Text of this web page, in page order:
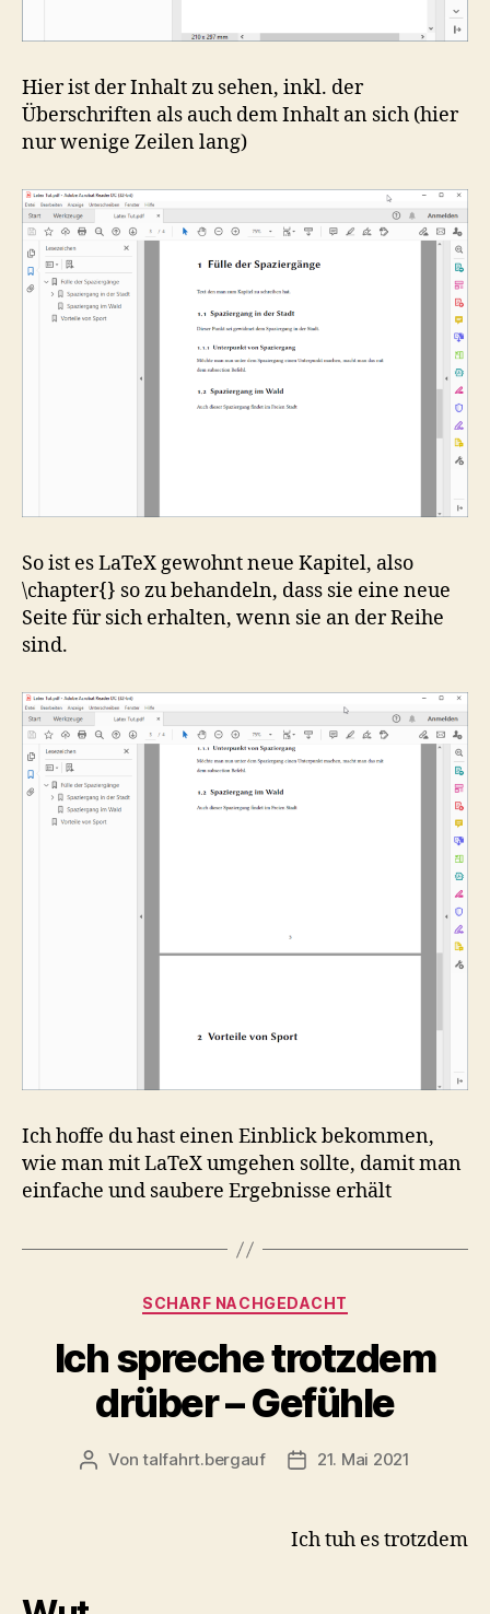
Hier ist der Inhalt zu sehen, inkl. der
Überschriften als auch dem Inhalt an sich (hier
nur wenige Zeilen lang)
So ist es LaTeX gewohnt neue Kapitel, also
\chapter{} so zu behandeln, dass sie eine neue
Seite für sich erhalten, wenn sie an der Reihe
sind.
Ich hoffe du hast einen Einblick bekommen,
wie man mit LaTeX umgehen sollte, damit man
einfache und saubere Ergebnisse erhält
Kategorien
SCHARF NACHGEDACHT
Ich spreche trotzdem
drüber – Gefühle
Beitragsautor
Vontalfahrt.bergauf Veröffentlichungsdatum
21. Mai 2021
Ich tuh es trotzdem